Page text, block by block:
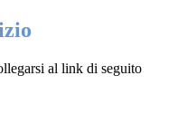
al link di seguito